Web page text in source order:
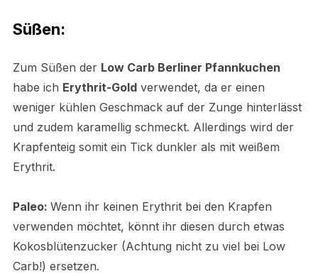
Süßen:
Zum Süßen der Low Carb Berliner Pfannkuchen
habe ich Erythrit-Goldverwendet, da er einen
weniger kühlen Geschmack auf der Zunge hinterlässt
und zudem karamellig schmeckt. Allerdings wird der
Krapfenteig somit ein Tick dunkler als mit weißem
Erythrit.
Paleo: Wenn ihr keinen Erythrit bei den Krapfen
verwenden möchtet, könnt ihr diesen durch etwas
Kokosblütenzucker (Achtung nicht zu viel bei Low
Carb!) ersetzen.